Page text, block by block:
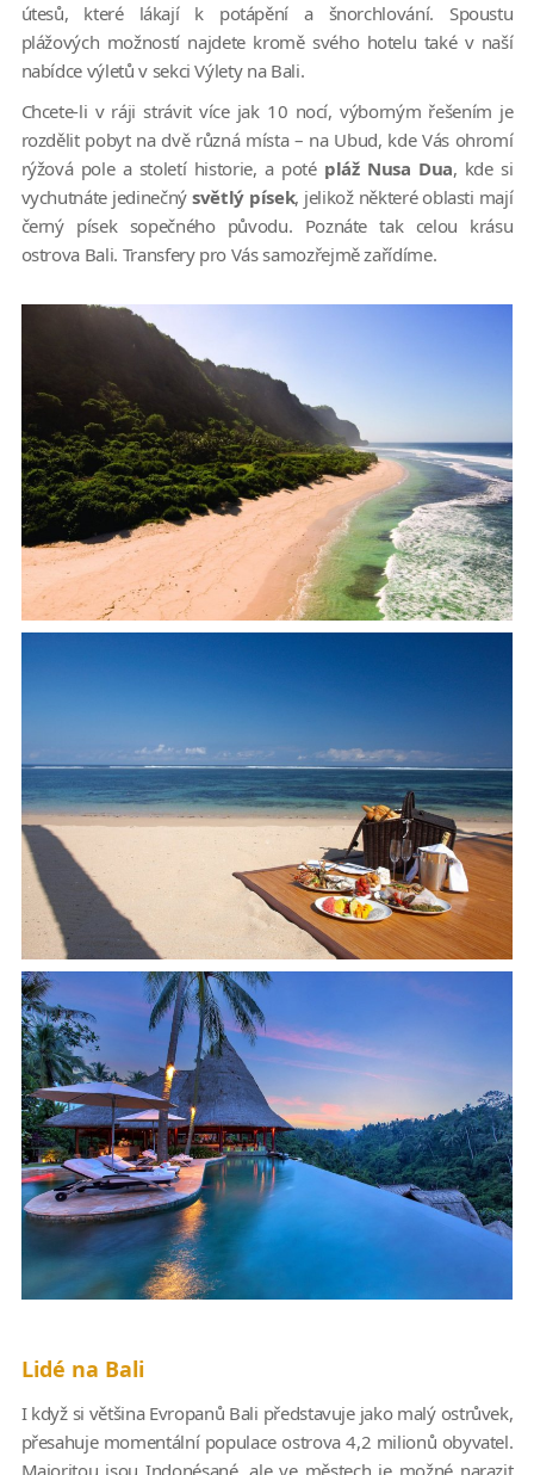
útesů, které lákají k potápění a šnorchlování. Spoustu
plážových možností najdete kromě svého hotelu také v naší
nabídce výletů v sekci Výlety na Bali.
Chcete-li v ráji strávit více jak 10 nocí, výborným řešením je
rozdělit pobyt na dvě různá místa – na Ubud, kde Vás ohromí
rýžová pole a století historie, a poté pláž Nusa Dua, kde si
vychutnáte jedinečnýsvětlý písek, jelikož některé oblasti mají
černý písek sopečného původu. Poznáte tak celou krásu
ostrova Bali. Transfery pro Vás samozřejmě zařídíme.
Lidé na Bali
I když si většina Evropanů Bali představuje jako malý ostrůvek,
přesahuje momentální populace ostrova 4,2 milionů obyvatel.